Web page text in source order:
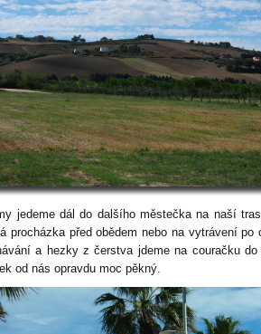
jedeme dál do dalšího městečka na naší
procházka před obědem nebo na vytrávení
a hezky z čerstva jdeme na couračku
od nás opravdu moc pěkný.